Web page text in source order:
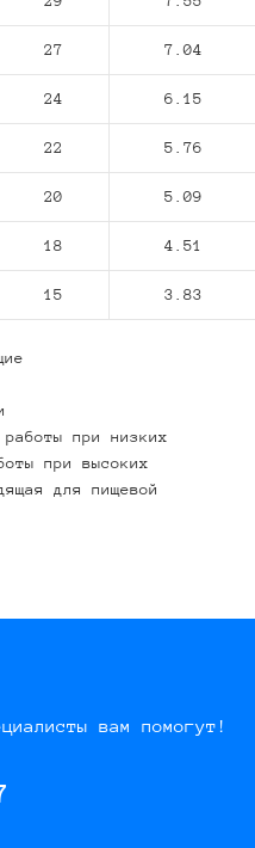
27 7.04
24 6.15
22 5.76
20 5.09
18 4.51
15 3.83
при низких
при высоких
для пищевой
вам помогут!